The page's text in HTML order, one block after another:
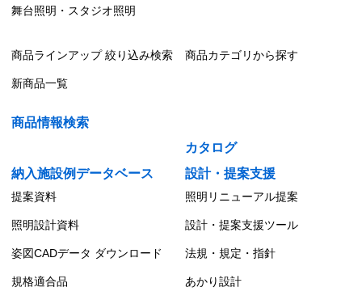
舞台照明・スタジオ照明
商品ラインアップ 絞り込み検索 商品カテゴリから探す
新商品一覧
商品情報検索
カタログ
納入施設例データベース
設計・提案支援
提案資料 照明リニューアル提案
照明設計資料 設計・提案支援ツール
姿図CADデータ ダウンロード 法規・規定・指針
規格適合品 あかり設計